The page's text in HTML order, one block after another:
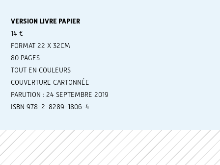
VERSION LIVRE PAPIER
14 €
FORMAT 22 X 32CM
80 PAGES
TOUT EN COULEURS
COUVERTURE CARTONNÉE
PARUTION : 24 SEPTEMBRE 2019
ISBN 978-2-8289-1806-4